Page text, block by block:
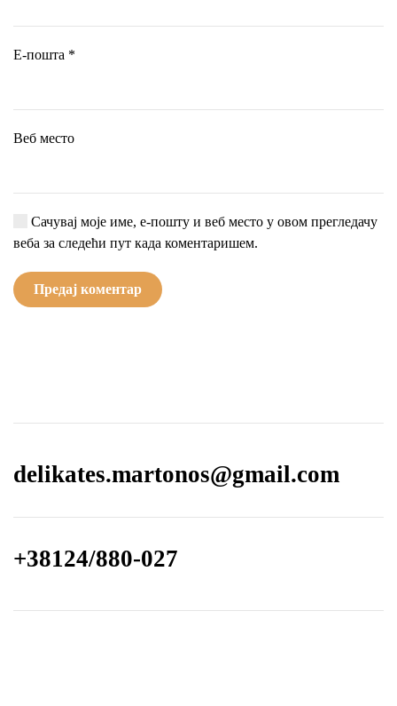
Е-пошта *
Веб место
Сачувај моје име, е-пошту и веб место у овом прегледачу
веба за следећи пут када коментаришем.
Предај коментар
delikates.martonos@gmail.com
+38124/880-027